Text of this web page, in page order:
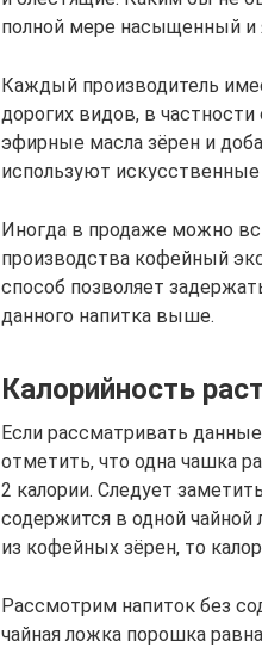
полной мере насыщенный и
Каждый производитель
дорогих видов, в
эфирные масла зёрен и
используют
Иногда в продаже можно
производства кофейный
способ позволяет
данного напитка выше.
Калорийность
Если рассматривать
отметить, что одна чашка
2 калории. Следует
содержится в одной
из кофейных зёрен, то
Рассмотрим напиток без
чайная ложка порошка